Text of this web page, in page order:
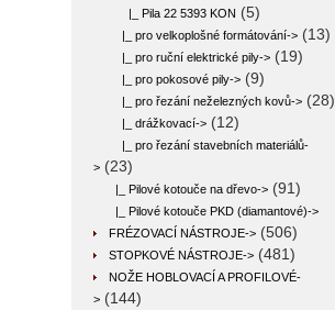
|_ Pila 22 5393 KON (5)
|_ pro velkoplošné formátování-> (13)
|_ pro ruční elektrické pily-> (19)
|_ pro pokosové pily-> (9)
|_ pro řezání neželezných kovů-> (28)
|_ drážkovací-> (12)
|_ pro řezání stavebních materiálů-
> (23)
|_ Pilové kotouče na dřevo-> (91)
|_ Pilové kotouče PKD (diamantové)->
FRÉZOVACÍ NÁSTROJE-> (506)
STOPKOVÉ NÁSTROJE-> (481)
NOŽE HOBLOVACÍ A PROFILOVÉ-
> (144)